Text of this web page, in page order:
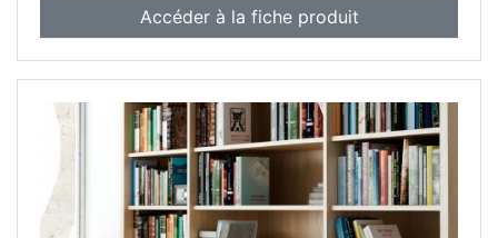
Accéder à la fiche produit